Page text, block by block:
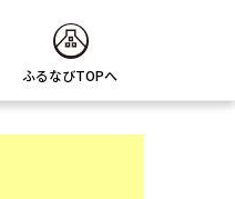
ふるなびTOPへ